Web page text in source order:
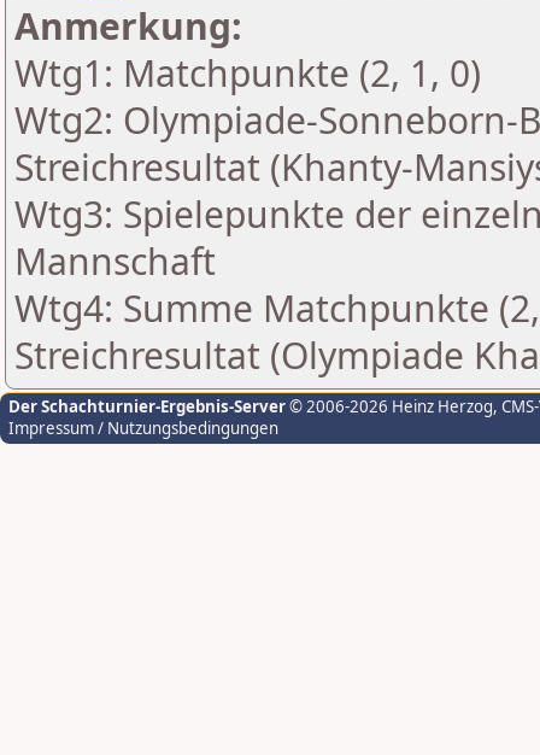
Anmerkung:
Wtg1: Matchpunkte (2, 1, 0)
Wtg2: Olympiade-
Streichresultat (Khanty-
Wtg3: Spielepunkte der
Mannschaft
Wtg4: Summe Matchpunkte
Streichresultat (Olympiade
Der Schachturnier-Ergebnis-Server© 2006-2026 Heinz Herzog,
Impressum / Nutzungsbedingungen